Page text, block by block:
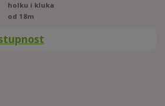
holku i kluka
od 18m